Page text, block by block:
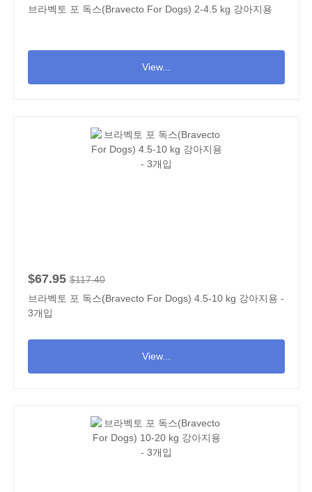
브라벡토 포 독스(Bravecto For Dogs) 2-4.5 kg 강아지용
View...
$67.95 $117.40
브라벡토 포 독스(Bravecto For Dogs) 4.5-10 kg 강아지용 -
3개입
View...